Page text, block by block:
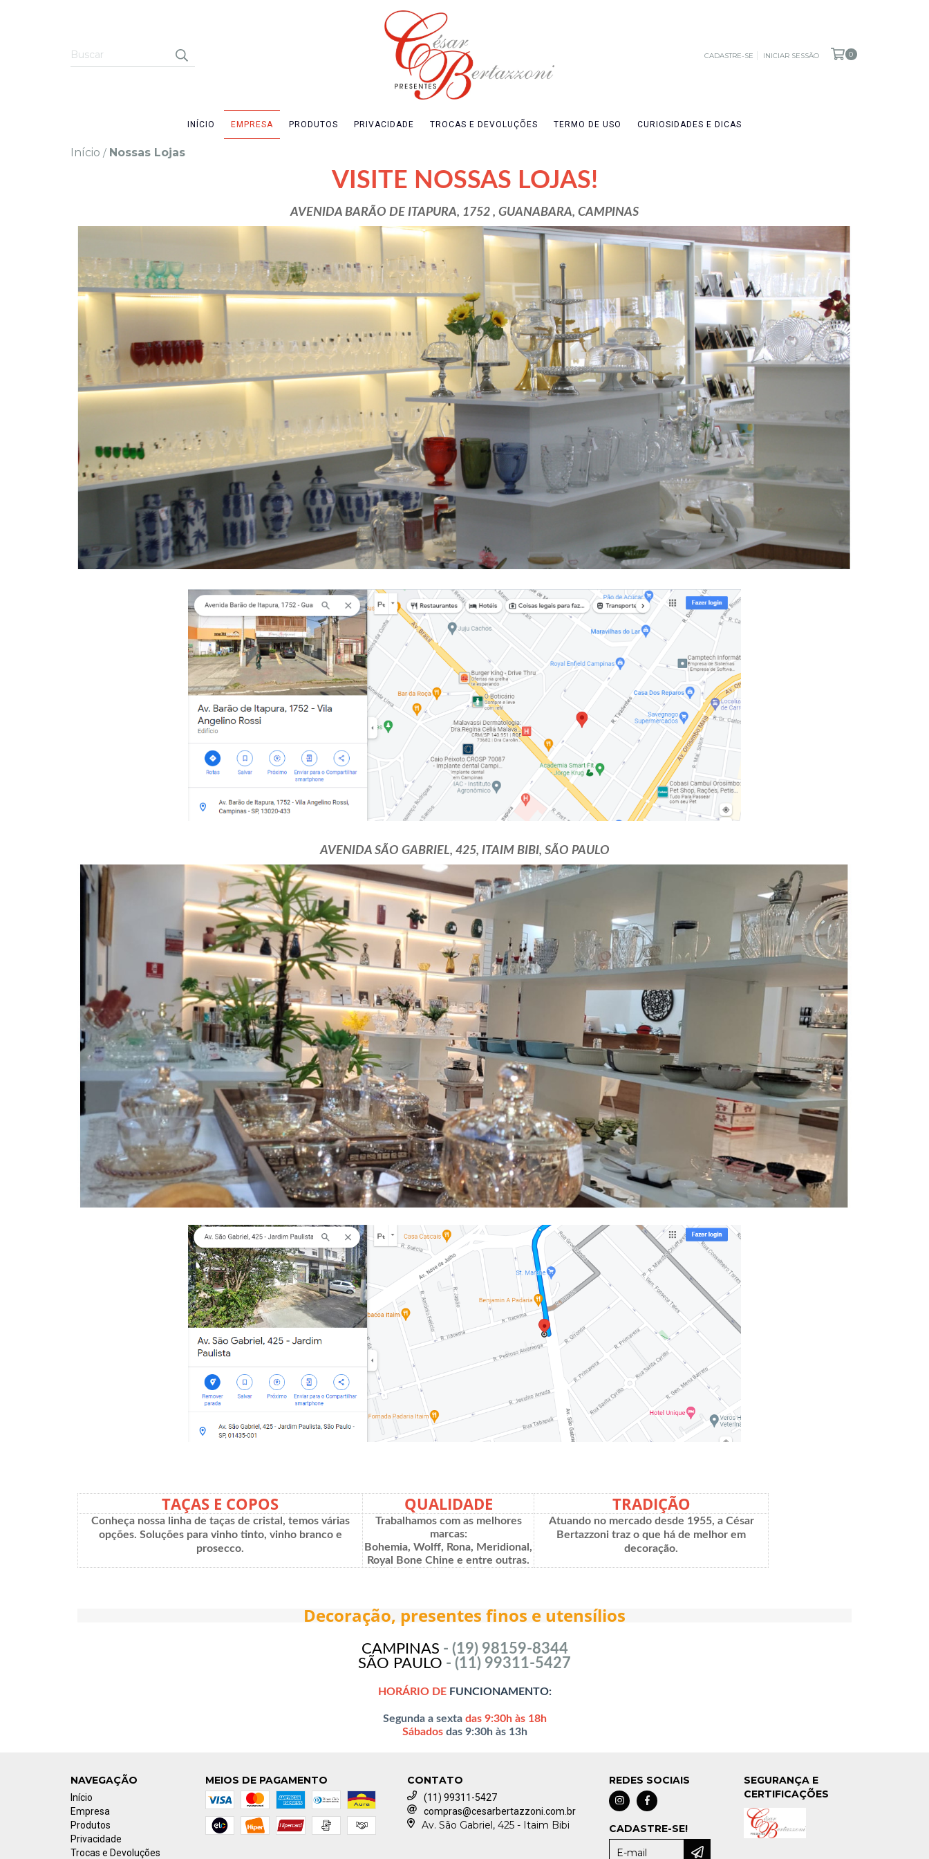
CADASTRE-SE INICIAR SESSÃO 0
INÍCIO EMPRESA PRODUTOS PRIVACIDADE TROCAS E DEVOLUÇÕES TERMO DE USO CURIOSIDADES E DICAS
Início / Nossas Lojas
VISITE NOSSAS LOJAS!
AVENIDA BARÃO DE ITAPURA, 1752 , GUANABARA, CAMPINAS
AVENIDA SÃO GABRIEL, 425, ITAIM BIBI, SÃO PAULO
TAÇAS E COPOS QUALIDADE TRADIÇÃO
Conheça nossa linha de taças de cristal, temos várias
opções. Soluções para vinho tinto, vinho branco e
prosecco.
Trabalhamos com as melhores
marcas:
Bohemia, Wolff, Rona, Meridional,
Royal Bone Chine e entre outras.
Atuando no mercado desde 1955, a César
Bertazzoni traz o que há de melhor em
decoração.
Decoração, presentes finos e utensílios
CAMPINAS - (19) 98159-8344
SÃO PAULO - (11) 99311-5427
HORÁRIO DEFUNCIONAMENTO:
Segunda a sexta das 9:30h às 18h
Sábadosdas 9:30h às 13h
NAVEGAÇÃO
Início
Empresa
Produtos
Privacidade
Trocas e Devoluções
MEIOS DE PAGAMENTO CONTATO
(11) 99311-5427
compras@cesarbertazzoni.com.br
Av. São Gabriel, 425 - Itaim Bibi
REDES SOCIAIS
CADASTRE-SE!
SEGURANÇA E
CERTIFICAÇÕES